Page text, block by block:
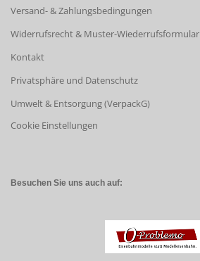
Versand- & Zahlungsbedingungen
Widerrufsrecht & Muster-Wiederrufsformular
Kontakt
Privatsphäre und Datenschutz
Umwelt & Entsorgung (VerpackG)
Cookie Einstellungen
Besuchen Sie uns auch auf: